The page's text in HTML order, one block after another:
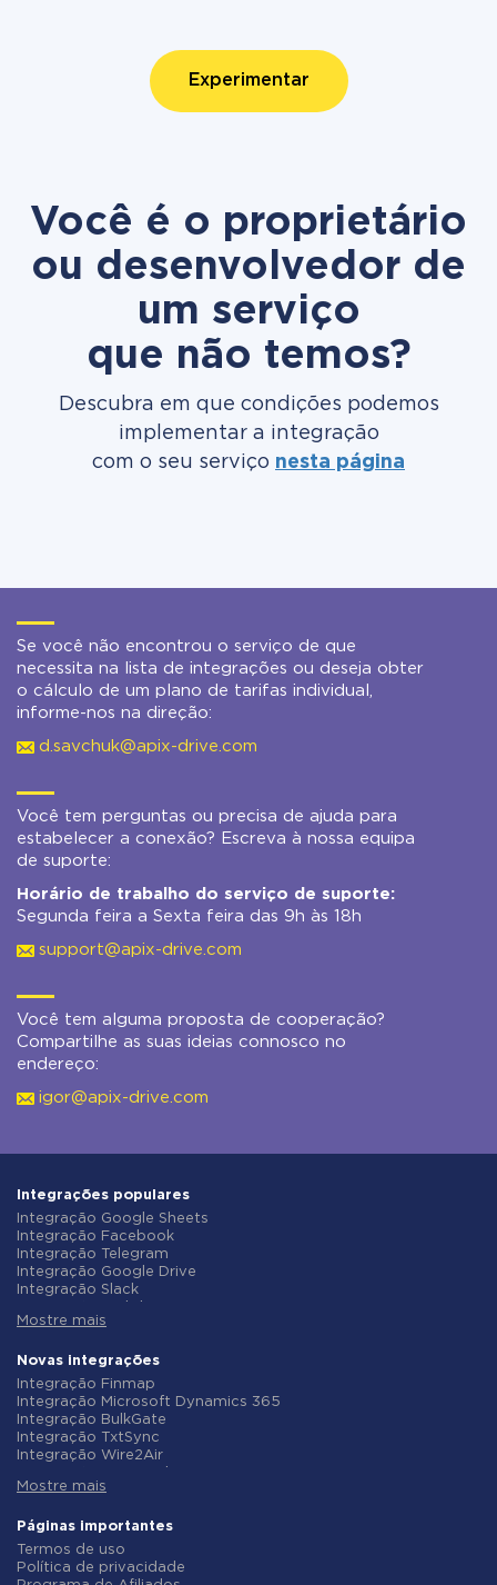
Experimentar
Você é o proprietário
ou desenvolvedor de
um serviço
que não temos?
Descubra em que condições podemos
implementar a integração
com o seu serviço nesta página
Se você não encontrou o serviço de que
necessita na lista de integrações ou deseja obter
o cálculo de um plano de tarifas individual,
informe-nos na direção:
d.savchuk@apix-drive.com
Você tem perguntas ou precisa de ajuda para
estabelecer a conexão? Escreva à nossa equipa
de suporte:
Horário de trabalho do serviço de suporte:
Segunda feira a Sexta feira das 9h às 18h
support@apix-drive.com
Você tem alguma proposta de cooperação?
Compartilhe as suas ideias connosco no
endereço:
igor@apix-drive.com
Integrações populares
Integração Google Sheets
Integração Facebook
Integração Telegram
Integração Google Drive
Integração Slack
Integração Gmail
Integração ClickUp
Integração Airtable
Integração Google Contacts
Integração OpenAI (ChatGPT)
Integração Instagram
Integração ActiveCampaign
Integração Typeform
Integração Salesforce CRM
Integração Notion
Integração AWeber
Integração Asana
Mostre mais
Novas integrações
Integração Finmap
Integração Microsoft Dynamics 365
Integração BulkGate
Integração TxtSync
Integração Wire2Air
Integração Infobip
Integração AtomPark
Integração TXTImpact
Integração Campaign Monitor
Integração CM.com
Mostre mais
Páginas importantes
Termos de uso
Política de privacidade